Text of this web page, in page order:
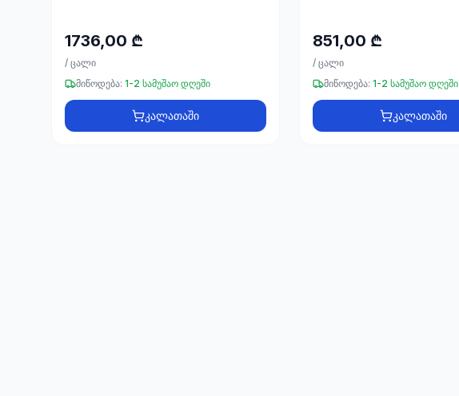
1736,00 ₾
/ ცალი
მიწოდება: 1-2 სამუშაო დღეში
კალათაში
851,00 ₾
/ ცალი
მიწოდება: 1-2 სამუშაო დღეში
კალათაში